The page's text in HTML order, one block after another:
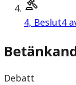
4, Beslut4
Debatt